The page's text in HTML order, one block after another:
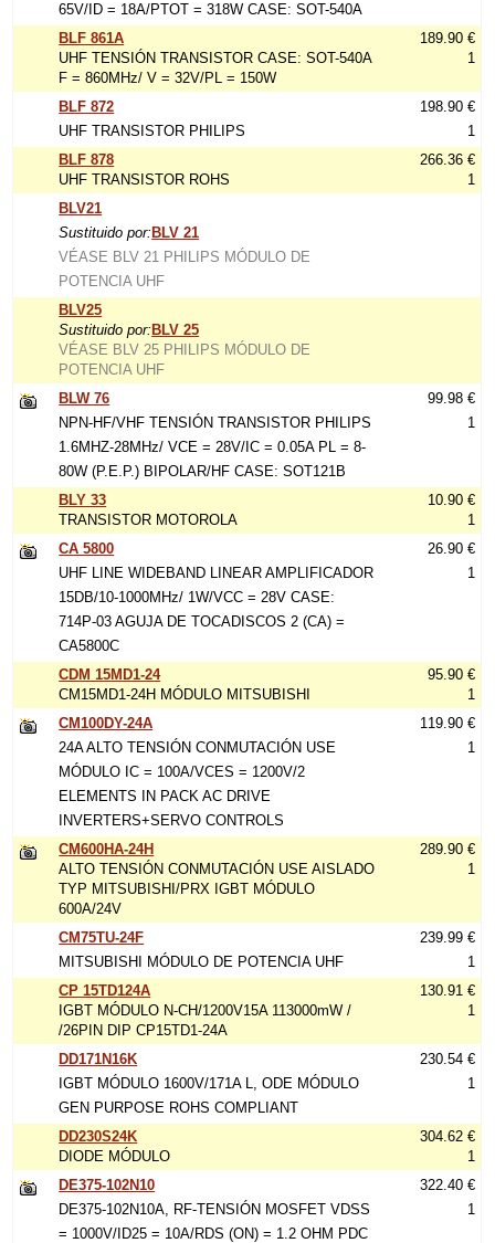
65V/ID = 18A/PTOT = 318W CASE: SOT-540A
BLF 861A
UHF TENSIÓN TRANSISTOR CASE: SOT-540A
F = 860MHz/ V = 32V/PL = 150W
189.90 €
1
BLF 872
UHF TRANSISTOR PHILIPS
198.90 €
1
BLF 878
UHF TRANSISTOR ROHS
266.36 €
1
BLV21
Sustituido por: BLV 21
VÉASE BLV 21 PHILIPS MÓDULO DE
POTENCIA UHF
BLV25
Sustituido por: BLV 25
VÉASE BLV 25 PHILIPS MÓDULO DE
POTENCIA UHF
BLW 76
NPN-HF/VHF TENSIÓN TRANSISTOR PHILIPS
1.6MHZ-28MHz/ VCE = 28V/IC = 0.05A PL = 8-
80W (P.E.P.) BIPOLAR/HF CASE: SOT121B
99.98 €
1
BLY 33
TRANSISTOR MOTOROLA
10.90 €
1
CA 5800
UHF LINE WIDEBAND LINEAR AMPLIFICADOR
15DB/10-1000MHz/ 1W/VCC = 28V CASE:
714P-03 AGUJA DE TOCADISCOS 2 (CA) =
CA5800C
26.90 €
1
CDM 15MD1-24
CM15MD1-24H MÓDULO MITSUBISHI
95.90 €
1
CM100DY-24A
24A ALTO TENSIÓN CONMUTACIÓN USE
MÓDULO IC = 100A/VCES = 1200V/2
ELEMENTS IN PACK AC DRIVE
INVERTERS+SERVO CONTROLS
119.90 €
1
CM600HA-24H
ALTO TENSIÓN CONMUTACIÓN USE AISLADO
TYP MITSUBISHI/PRX IGBT MÓDULO
600A/24V
289.90 €
1
CM75TU-24F
MITSUBISHI MÓDULO DE POTENCIA UHF
239.99 €
1
CP 15TD124A
IGBT MÓDULO N-CH/1200V15A 113000mW /
/26PIN DIP CP15TD1-24A
130.91 €
1
DD171N16K
IGBT MÓDULO 1600V/171A L, ODE MÓDULO
GEN PURPOSE ROHS COMPLIANT
230.54 €
1
DD230S24K
DIODE MÓDULO
304.62 €
1
DE375-102N10
DE375-102N10A, RF-TENSIÓN MOSFET VDSS
= 1000V/ID25 = 10A/RDS (ON) = 1.2 OHM PDC
322.40 €
1